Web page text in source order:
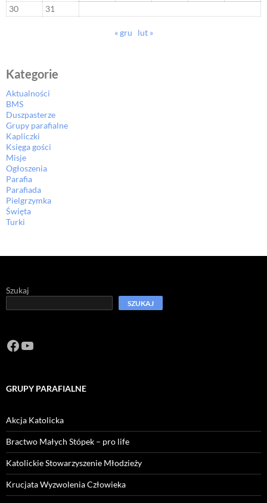
30
31
« gru lut »
Kategorie
Aktualności
BMS
Duszpasterze
Grupy parafialne
Kapliczki
Księga gości
Misje
Ogłoszenia
Parafia
Parafiada
Pielgrzymka
Święta
Turki
Szukaj
SZUKAJ
Facebook
https://www.youtube.com/channel/
GRUPY PARAFIALNE
Akcja Katolicka
Bractwo Małych Stópek – pro life
Katolickie Stowarzyszenie Młodzieży
Krucjata Wyzwolenia Człowieka